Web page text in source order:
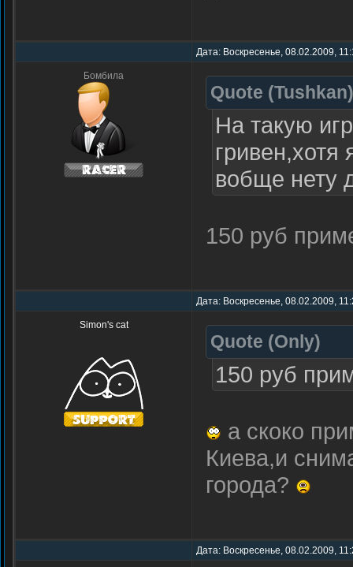
Дата: Воскресенье, 08.02.2009,
Бомбила
Quote (Tushkan)
На такую
гривен,хотя
вобще нету
150 руб
Дата: Воскресенье, 08.02.2009,
Simon's cat
Quote (Only)
150 руб
а скоко
Киева,и
города?
Дата: Воскресенье, 08.02.2009,